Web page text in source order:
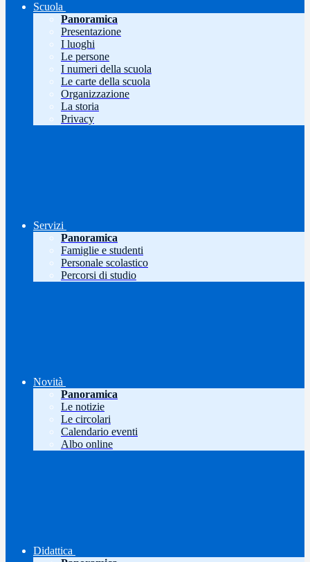
Scuola
Panoramica
Presentazione
I luoghi
Le persone
I numeri della scuola
Le carte della scuola
Organizzazione
La storia
Privacy
Servizi
Panoramica
Famiglie e studenti
Personale scolastico
Percorsi di studio
Novità
Panoramica
Le notizie
Le circolari
Calendario eventi
Albo online
Didattica